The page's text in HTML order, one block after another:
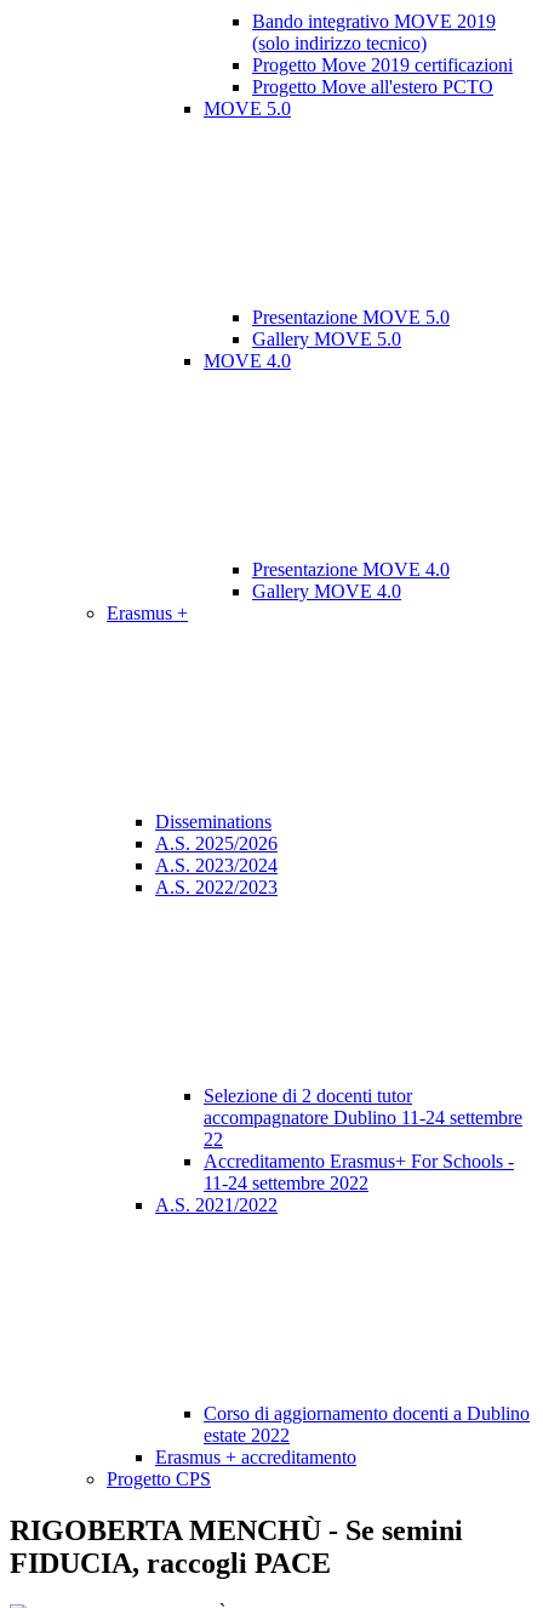
Bando integrativo MOVE 2019
(solo indirizzo tecnico)
Progetto Move 2019 certificazioni
Progetto Move all'estero PCTO
MOVE 5.0
Presentazione MOVE 5.0
Gallery MOVE 5.0
MOVE 4.0
Presentazione MOVE 4.0
Gallery MOVE 4.0
Erasmus +
Disseminations
A.S. 2025/2026
A.S. 2023/2024
A.S. 2022/2023
Selezione di 2 docenti tutor
accompagnatore Dublino 11-24 settembre
22
Accreditamento Erasmus+ For Schools -
11-24 settembre 2022
A.S. 2021/2022
Corso di aggiornamento docenti a Dublino
estate 2022
Erasmus + accreditamento
Progetto CPS
RIGOBERTA MENCHÙ - Se semini
FIDUCIA, raccogli PACE